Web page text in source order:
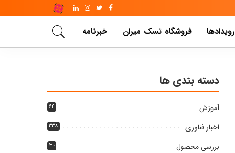
رویدادها فروشگاه تسک میران خبرنامه
دسته بندی ها
آموزش ۶۴
اخبار فناوری ۳۳۸
بررسی محصول ۳۰